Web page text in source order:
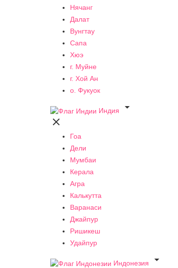
Нячанг
Далат
Вунгтау
Сапа
Хюэ
г. Муйне
г. Хой Ан
о. Фукуок
Индия


Гоа
Дели
Мумбаи
Керала
Агра
Калькутта
Варанаси
Джайпур
Ришикеш
Удайпур
Индонезия
